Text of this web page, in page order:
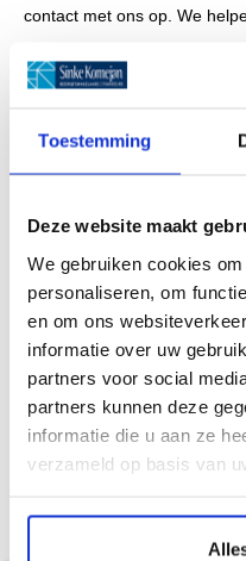
Toestemming
Deze website maakt
We gebruiken cookies
personaliseren, om
en om ons
informatie over uw
partners voor social
partners kunnen deze
informatie die u aan ze
verzameld op basis van
contact met ons op. We
Ook interessant
Klantverhaal